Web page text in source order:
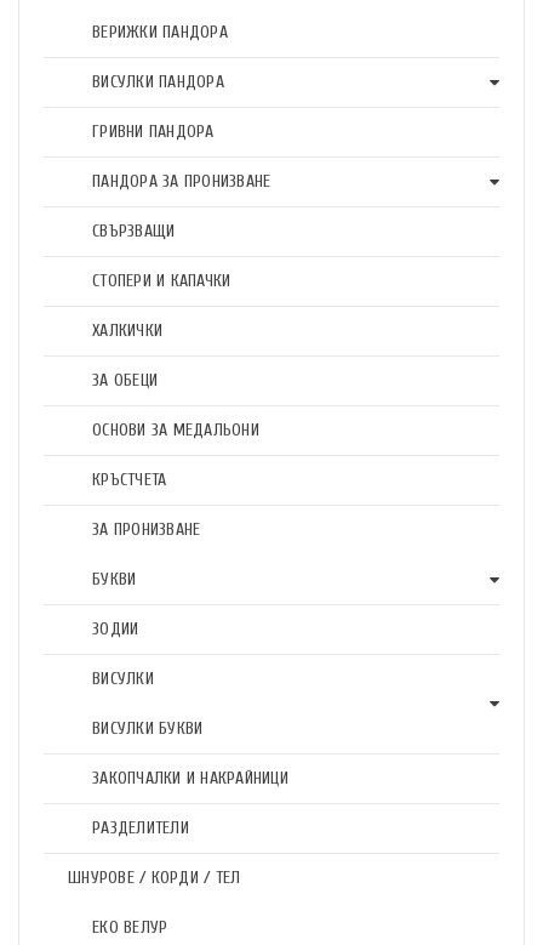
ВЕРИЖКИ ПАНДОРА
ВИСУЛКИ ПАНДОРА
ГРИВНИ ПАНДОРА
ПАНДОРА ЗА ПРОНИЗВАНЕ
СВЪРЗВАЩИ
СТОПЕРИ И КАПАЧКИ
ХАЛКИЧКИ
ЗА ОБЕЦИ
ОСНОВИ ЗА МЕДАЛЬОНИ
КРЪСТЧЕТА
ЗА ПРОНИЗВАНЕ
БУКВИ
ЗОДИИ
ВИСУЛКИ
ВИСУЛКИ БУКВИ
ЗАКОПЧАЛКИ И НАКРАЙНИЦИ
РАЗДЕЛИТЕЛИ
ШНУРОВЕ / КОРДИ / ТЕЛ
ЕКО ВЕЛУР